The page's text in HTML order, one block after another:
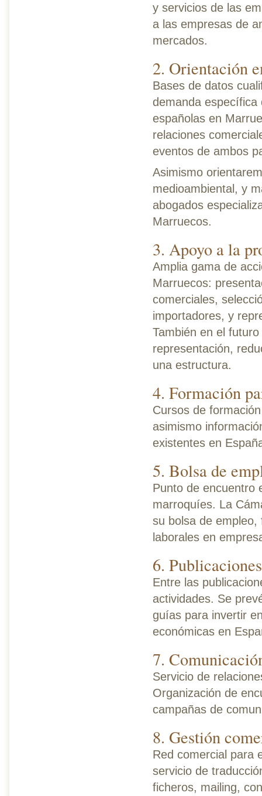
y servicios de las
a las empresas de
mercados.
2. Orientación
Bases de datos
demanda específica
españolas en
relaciones
eventos de ambos
Asimismo
medioambiental, y
abogados
Marruecos.
3. Apoyo a la
Amplia gama de
Marruecos:
comerciales,
importadores, y
También en el
representación,
una estructura.
4. Formación
Cursos de
asimismo
existentes en
5. Bolsa de
Punto de encuentro
marroquíes. La
su bolsa de
laborales en
6. Publicaciones
Entre las
actividades. Se
guías para invertir
económicas en
7.
Servicio de
Organización de
campañas de
8. Gestión
Red comercial para
servicio de
ficheros, mailing,